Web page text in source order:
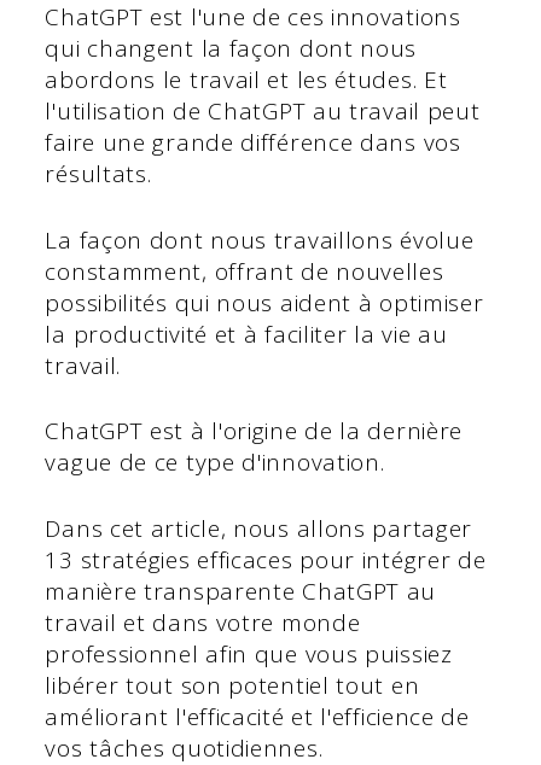
ChatGPT est l'une de ces innovations
qui changent la façon dont nous
abordons le travail et les études. Et
l'utilisation de ChatGPT au travail peut
faire une grande différence dans vos
résultats.
La façon dont nous travaillons évolue
constamment, offrant de nouvelles
possibilités qui nous aident à optimiser
la productivité et à faciliter la vie au
travail.
ChatGPT est à l'origine de la dernière
vague de ce type d'innovation.
Dans cet article, nous allons partager
13 stratégies efficaces pour intégrer de
manière transparente ChatGPT au
travail et dans votre monde
professionnel afin que vous puissiez
libérer tout son potentiel tout en
améliorant l'efficacité et l'efficience de
vos tâches quotidiennes.